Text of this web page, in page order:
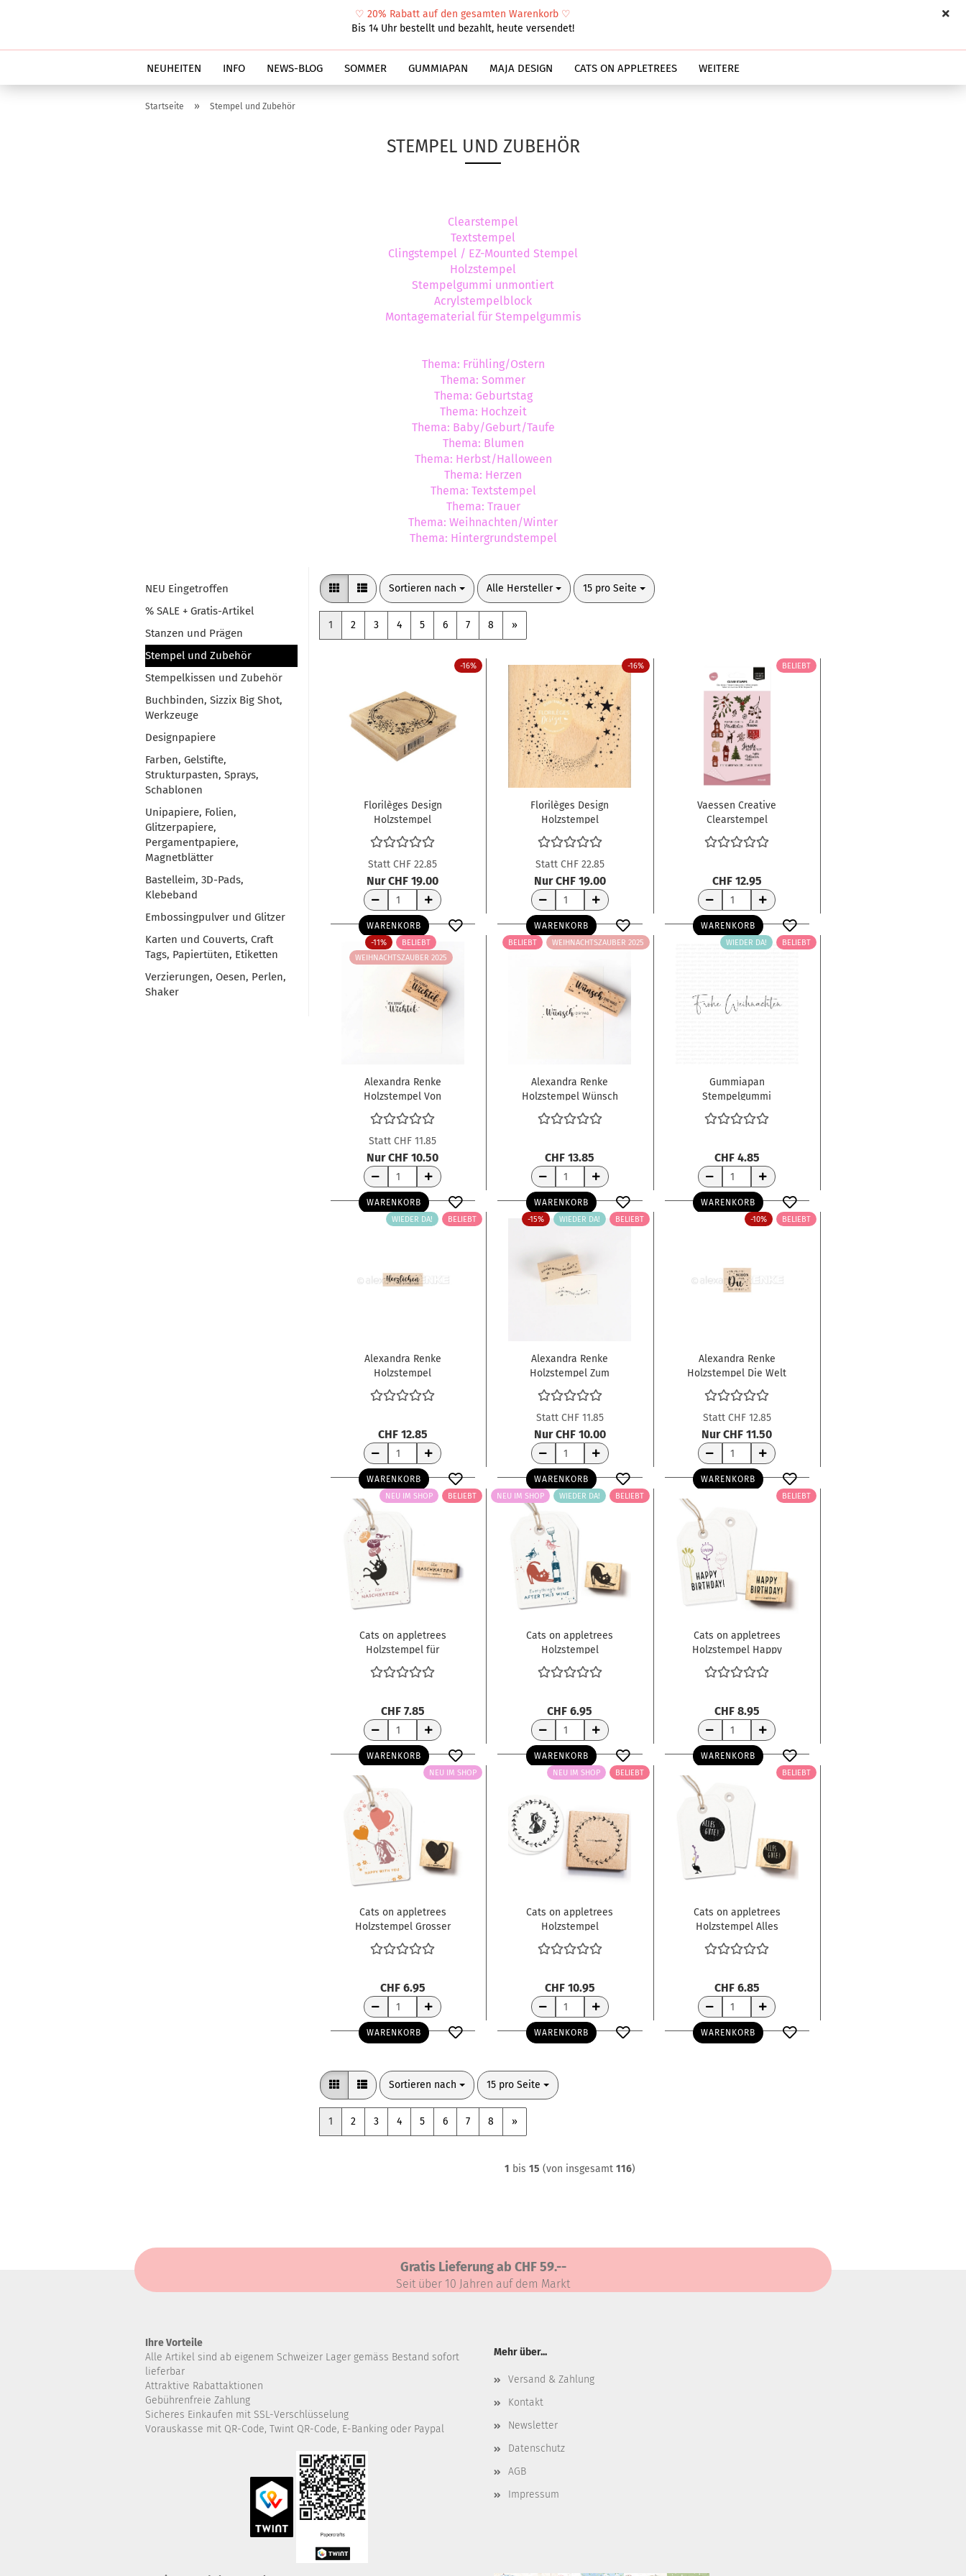
♡ 20% Rabatt auf den gesamten Warenkorb ♡
Bis 14 Uhr bestellt und bezahlt, heute versendet!
NEUHEITEN INFO NEWS-BLOG SOMMER GUMMIAPAN MAJA DESIGN CATS ON APPLETREES WEITERE
Startseite » Stempel und Zubehör
STEMPEL UND ZUBEHÖR
Clearstempel
Textstempel
Clingstempel / EZ-Mounted Stempel
Holzstempel
Stempelgummi unmontiert
Acrylstempelblock
Montagematerial für Stempelgummis
Thema: Frühling/Ostern
Thema: Sommer
Thema: Geburtstag
Thema: Hochzeit
Thema: Baby/Geburt/Taufe
Thema: Blumen
Thema: Herbst/Halloween
Thema: Herzen
Thema: Textstempel
Thema: Trauer
Thema: Weihnachten/Winter
Thema: Hintergrundstempel
NEU Eingetroffen
% SALE + Gratis-Artikel
Stanzen und Prägen
Stempel und Zubehör
Stempelkissen und Zubehör
Buchbinden, Sizzix Big Shot,
Werkzeuge
Designpapiere
Farben, Gelstifte,
Strukturpasten, Sprays,
Schablonen
Unipapiere, Folien,
Glitzerpapiere,
Pergamentpapiere,
Magnetblätter
Bastelleim, 3D-Pads,
Klebeband
Embossingpulver und Glitzer
Karten und Couverts, Craft
Tags, Papiertüten, Etiketten
Verzierungen, Oesen, Perlen,
Shaker
Sortieren nach
Sortieren nach Alle Hersteller
pro Seite 15 pro Seite
pro Seite
1 2 3 4 5 6 7 8 »
-16%
Florilèges Design
Holzstempel
Schneeflockenkreis
Couronne de neige
9.5cm
Statt CHF 22.85
Nur CHF 19.00
WARENKORB
-16%
Florilèges Design
Holzstempel
Hochfliegende Sterne
Envolée d'étoiles 9cm
Statt CHF 22.85
Nur CHF 19.00
WARENKORB
BELIEBT
Vaessen Creative
Clearstempel
Mistletoe 10.5x15.0cm
CHF 12.95
WARENKORB
-11%
BELIEBT
WEIHNACHTSZAUBER 2025
Alexandra Renke
Holzstempel Von
Deinem Wichtel
4.0x1.3cm
Statt CHF 11.85
Nur CHF 10.50
WARENKORB
BELIEBT WEIHNACHTSZAUBER 2025
Alexandra Renke
Holzstempel Wünsch
dir was 6.0x2.0cm
CHF 13.85
WARENKORB
WIEDER DA! BELIEBT
Gummiapan
Stempelgummi
unmontiert Frohe
Weihnachten
CHF 4.85
WARENKORB
WIEDER DA! BELIEBT
Alexandra Renke
Holzstempel
Herzlichen
Glückwunsch
CHF 12.85
WARENKORB
-15% WIEDER DA! BELIEBT
Alexandra Renke
Holzstempel Zum
Geburtstag viel Glück
4.5x1.0cm
Statt CHF 11.85
Nur CHF 10.00
WARENKORB
-10% BELIEBT
Alexandra Renke
Holzstempel Die Welt
ist schön
Statt CHF 12.85
Nur CHF 11.50
WARENKORB
NEU IM SHOP BELIEBT
Cats on appletrees
Holzstempel für
Naschkatzen
3.4x0.8cm
CHF 7.85
WARENKORB
NEU IM SHOP WIEDER DA! BELIEBT
Cats on appletrees
Holzstempel
Friedegunde mit
Katzenbuckel
CHF 6.95
WARENKORB
BELIEBT
Cats on appletrees
Holzstempel Happy
Birthday! 2.8x1.5cm
CHF 8.95
WARENKORB
NEU IM SHOP
Cats on appletrees
Holzstempel Grosser
Herzluftballon
2.2x2.2cm
CHF 6.95
WARENKORB
NEU IM SHOP BELIEBT
Cats on appletrees
Holzstempel
Blütenring gross
4.2x4.3cm
CHF 10.95
WARENKORB
BELIEBT
Cats on appletrees
Holzstempel Alles
Gute rund 2.6x2.5cm
CHF 6.85
WARENKORB
Sortieren nach
Sortieren nach 15 pro Seite
pro Seite
1 2 3 4 5 6 7 8 »
1 bis15 (von insgesamt116)
Gratis Lieferung ab CHF 59.--
Seit über 10 Jahren auf dem Markt
Ihre Vorteile
Alle Artikel sind ab eigenem Schweizer Lager gemäss Bestand sofort
lieferbar
Attraktive Rabattaktionen
Gebührenfreie Zahlung
Sicheres Einkaufen mit SSL-Verschlüsselung
Vorauskasse mit QR-Code, Twint QR-Code, E-Banking oder Paypal
Mehr über...
Versand & Zahlung
Kontakt
Newsletter
Datenschutz
AGB
Impressum